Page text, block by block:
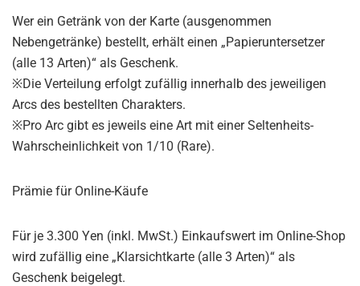
Wer ein Getränk von der Karte (ausgenommen
Nebengetränke) bestellt, erhält einen „Papieruntersetzer
(alle 13 Arten)“ als Geschenk.
※Die Verteilung erfolgt zufällig innerhalb des jeweiligen
Arcs des bestellten Charakters.
※Pro Arc gibt es jeweils eine Art mit einer Seltenheits-
Wahrscheinlichkeit von 1/10 (Rare).
Prämie für Online-Käufe
Für je 3.300 Yen (inkl. MwSt.) Einkaufswert im Online-Shop
wird zufällig eine „Klarsichtkarte (alle 3 Arten)“ als
Geschenk beigelegt.